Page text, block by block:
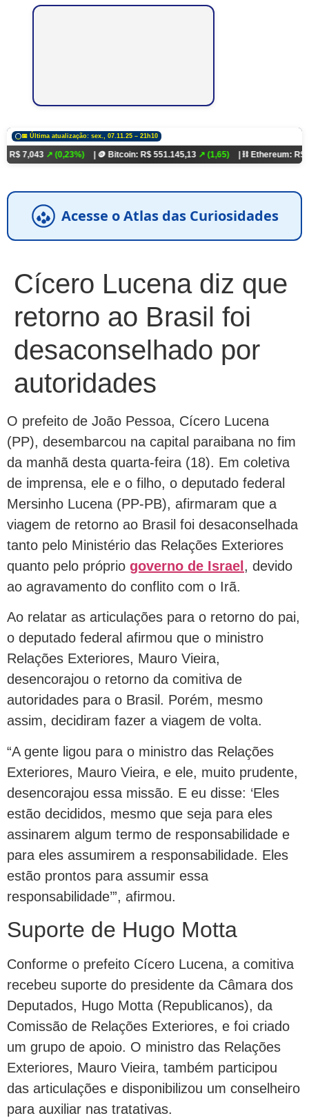
📅 Última atualização: sex., 07.11.25 – 21h10
↗ (0,23%) | 🪙 Bitcoin: R$ 551.145,13↗ (1,65) | ⛓️ Ethereum: R$ 18.321,93
Acesse o Atlas das Curiosidades
Cícero Lucena diz que
retorno ao Brasil foi
desaconselhado por
autoridades
O prefeito de João Pessoa, Cícero Lucena
(PP), desembarcou na capital paraibana no fim
da manhã desta quarta-feira (18). Em coletiva
de imprensa, ele e o filho, o deputado federal
Mersinho Lucena (PP-PB), afirmaram que a
viagem de retorno ao Brasil foi desaconselhada
tanto pelo Ministério das Relações Exteriores
quanto pelo próprio governo de Israel , devido
ao agravamento do conflito com o Irã.
Ao relatar as articulações para o retorno do pai,
o deputado federal afirmou que o ministro
Relações Exteriores, Mauro Vieira,
desencorajou o retorno da comitiva de
autoridades para o Brasil. Porém, mesmo
assim, decidiram fazer a viagem de volta.
“A gente ligou para o ministro das Relações
Exteriores, Mauro Vieira, e ele, muito prudente,
desencorajou essa missão. E eu disse: ‘Eles
estão decididos, mesmo que seja para eles
assinarem algum termo de responsabilidade e
para eles assumirem a responsabilidade. Eles
estão prontos para assumir essa
responsabilidade’”, afirmou.
Suporte de Hugo Motta
Conforme o prefeito Cícero Lucena, a comitiva
recebeu suporte do presidente da Câmara dos
Deputados, Hugo Motta (Republicanos), da
Comissão de Relações Exteriores, e foi criado
um grupo de apoio. O ministro das Relações
Exteriores, Mauro Vieira, também participou
das articulações e disponibilizou um conselheiro
para auxiliar nas tratativas.